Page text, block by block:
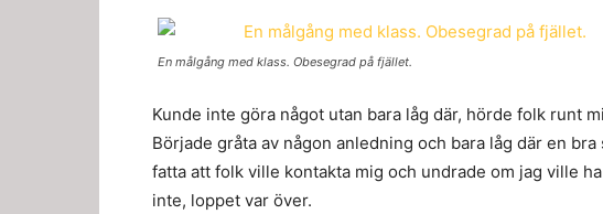
En målgång med klass. Obesegrad på fjället.
Kunde inte göra något utan bara låg där, hörde folk runt
Började gråta av någon anledning och bara låg där en
fatta att folk ville kontakta mig och undrade om jag ville
inte, loppet var över.